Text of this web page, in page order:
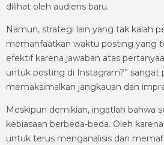
dilihat oleh audiens baru.
Namun, strategi lain yang tak kalah
memanfaatkan waktu posting yang
efektif karena jawaban atas
untuk posting di Instagram?”
memaksimalkan jangkauan dan
Meskipun demikian, ingatlah bahwa
kebiasaan berbeda-beda. Oleh
untuk terus menganalisis dan